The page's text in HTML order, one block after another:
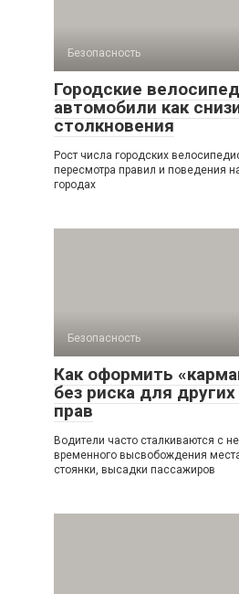
Безопасность
Городские
автомобили как
столкновения
Рост числа городских
пересмотра правил и поведения
городах
Безопасность
Как оформить
без риска для
прав
Водители часто сталкиваются с
временного высвобождения
стоянки, высадки пассажиров